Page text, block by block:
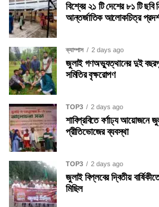
বিশ্বের ২১ টি দেশের ৮১ টি ছবি
আন্তর্জাতিক আলোকচিত্র
ক্যাম্পাস 2 days ago
জুলাই গণঅভ্যুত্থানের দুই
সমিতির বৃক্ষরোপণ
TOP3 2 days ago
শাবিপ্রবিতে বর্ণাঢ্য আয়োজনে
প্রীতিভোজের ব্যবস্থা
TOP3 2 days ago
জুলাই বিপ্লবের দ্বিতীয়
মিছিল